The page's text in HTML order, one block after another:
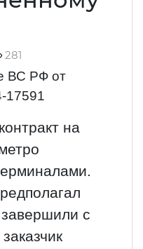
281
ВС РФ от
17591
на
с